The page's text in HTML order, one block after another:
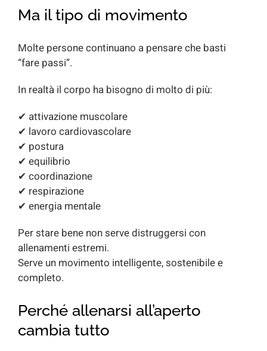
Ma il tipo di movimento
Molte persone continuano a pensare che basti
“fare passi”.
In realtà il corpo ha bisogno di molto di più:
✔ attivazione muscolare
✔ lavoro cardiovascolare
✔ postura
✔ equilibrio
✔ coordinazione
✔ respirazione
✔ energia mentale
Per stare bene non serve distruggersi con
allenamenti estremi.
Serve un movimento intelligente, sostenibile e
completo.
Perché allenarsi all’aperto
cambia tutto